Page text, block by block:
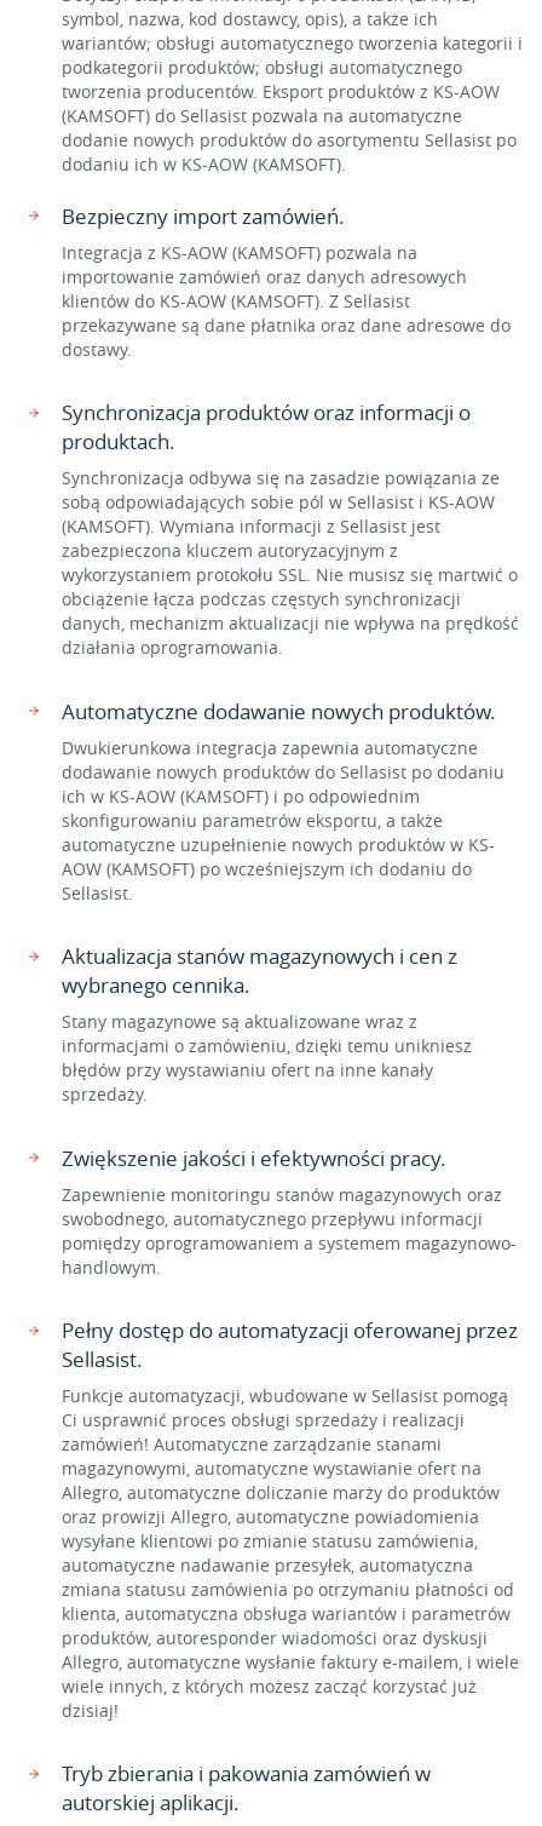
symbol, nazwa, kod dostawcy, opis), a także ich
wariantów; obsługi automatycznego tworzenia kategorii i
podkategorii produktów; obsługi automatycznego
tworzenia producentów. Eksport produktów z KS-AOW
(KAMSOFT) do Sellasist pozwala na automatyczne
dodanie nowych produktów do asortymentu Sellasist po
dodaniu ich w KS-AOW (KAMSOFT).
Bezpieczny import zamówień.
Integracja z KS-AOW (KAMSOFT) pozwala na
importowanie zamówień oraz danych adresowych
klientów do KS-AOW (KAMSOFT). Z Sellasist
przekazywane są dane płatnika oraz dane adresowe do
dostawy.
Synchronizacja produktów oraz informacji o
produktach.
Synchronizacja odbywa się na zasadzie powiązania ze
sobą odpowiadających sobie pól w Sellasist i KS-AOW
(KAMSOFT). Wymiana informacji z Sellasist jest
zabezpieczona kluczem autoryzacyjnym z
wykorzystaniem protokołu SSL. Nie musisz się martwić o
obciążenie łącza podczas częstych synchronizacji
danych, mechanizm aktualizacji nie wpływa na prędkość
działania oprogramowania.
Automatyczne dodawanie nowych produktów.
Dwukierunkowa integracja zapewnia automatyczne
dodawanie nowych produktów do Sellasist po dodaniu
ich w KS-AOW (KAMSOFT) i po odpowiednim
skonfigurowaniu parametrów eksportu, a także
automatyczne uzupełnienie nowych produktów w KS-
AOW (KAMSOFT) po wcześniejszym ich dodaniu do
Sellasist.
Aktualizacja stanów magazynowych i cen z
wybranego cennika.
Stany magazynowe są aktualizowane wraz z
informacjami o zamówieniu, dzięki temu unikniesz
błędów przy wystawianiu ofert na inne kanały
sprzedaży.
Zwiększenie jakości i efektywności pracy.
Zapewnienie monitoringu stanów magazynowych oraz
swobodnego, automatycznego przepływu informacji
pomiędzy oprogramowaniem a systemem magazynowo-
handlowym.
Pełny dostęp do automatyzacji oferowanej przez
Sellasist.
Funkcje automatyzacji, wbudowane w Sellasist pomogą
Ci usprawnić proces obsługi sprzedaży i realizacji
zamówień! Automatyczne zarządzanie stanami
magazynowymi, automatyczne wystawianie ofert na
Allegro, automatyczne doliczanie marży do produktów
oraz prowizji Allegro, automatyczne powiadomienia
wysyłane klientowi po zmianie statusu zamówienia,
automatyczne nadawanie przesyłek, automatyczna
zmiana statusu zamówienia po otrzymaniu płatności od
klienta, automatyczna obsługa wariantów i parametrów
produktów, autoresponder wiadomości oraz dyskusji
Allegro, automatyczne wysłanie faktury e-mailem, i wiele
wiele innych, z których możesz zacząć korzystać już
dzisiaj!
Tryb zbierania i pakowania zamówień w
autorskiej aplikacji.